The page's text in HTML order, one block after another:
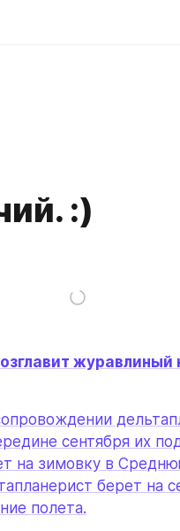
:)
журавлиный
сентября их
на зимовку в
берет на
полета.